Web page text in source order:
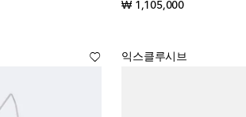
₩ 1,105,000original price
익스클루시브